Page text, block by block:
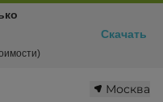
Москва
Скачать